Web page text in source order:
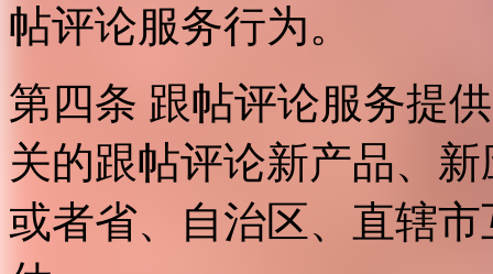
帖评论服务行为。
第四条 跟帖评论服务提
关的跟帖评论新产品、
或者省、自治区、直辖